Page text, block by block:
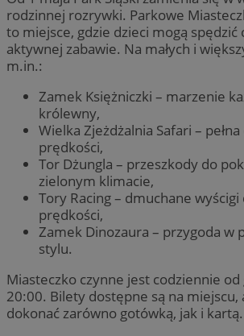
rodzinnej rozrywki. Parkowe
to miejsce, gdzie dzieci mogą spędzić
aktywnej zabawie. Na małych i
m.in.:
Zamek Księżniczki – marzenie
królewny,
Wielka Zjeżdżalnia Safari –
prędkości,
Tor Dżungla – przeszkody do
zielonym klimacie,
Tory Racing – dmuchane
prędkości,
Zamek Dinozaura – przygoda w
stylu.
Miasteczko czynne jest codziennie
20:00. Bilety dostępne są na miejscu,
dokonać zarówno gotówką, jak i kartą.